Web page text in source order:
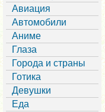
Авиация
Автомобили
Аниме
Глаза
Города и страны
Готика
Девушки
Еда